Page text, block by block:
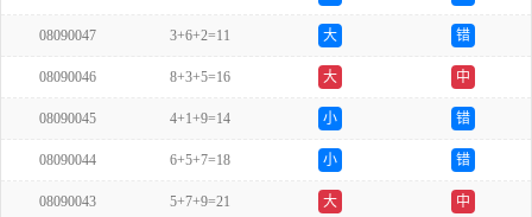
08090047 3+6+2=11 大 错
08090046 8+3+5=16 大 中
08090045 4+1+9=14 小 错
08090044 6+5+7=18 小 错
08090043 5+7+9=21 大 中